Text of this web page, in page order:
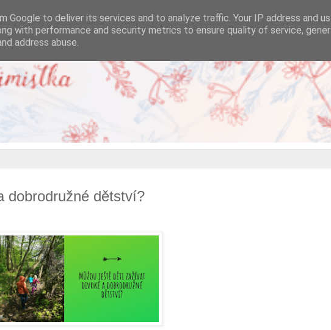
dobrodružné dětství?
Google to deliver its services and to analyze traffic. Your IP address and
with performance and security metrics to ensure quality of service,
address abuse.